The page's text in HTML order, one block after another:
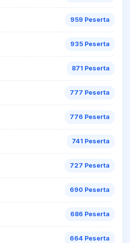
959 Peserta
935 Peserta
871 Peserta
777 Peserta
776 Peserta
741 Peserta
727 Peserta
690 Peserta
686 Peserta
664 Peserta